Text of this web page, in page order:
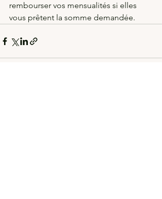
rembourser vos mensualités si elles
vous prêtent la somme demandée.